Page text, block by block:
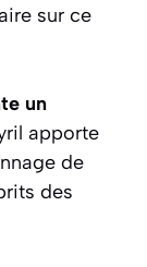
sur ce
un
apporte
de
des